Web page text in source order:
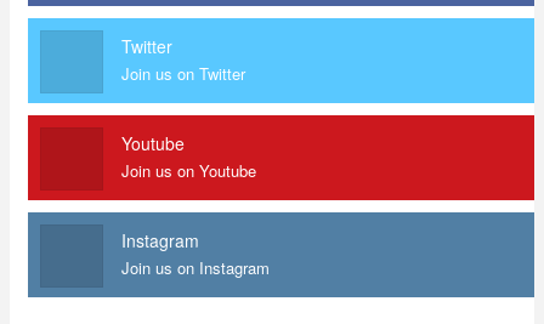
Twitter
Join us on Twitter
Youtube
Join us on Youtube
Instagram
Join us on Instagram